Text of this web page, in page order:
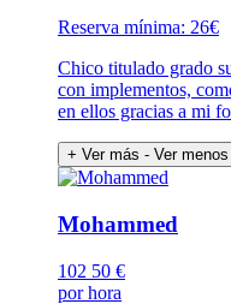
Reserva mínima: 26€
Chico titulado grado
con implementos,
en ellos gracias a mi
+ Ver más - Ver menos
Mohammed
102 50 €
por hora